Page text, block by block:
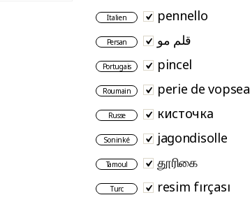
Italien pennello
Persan قلم مو
Portugais pincel
Roumain perie de vopsea
Russe кисточка
Soninké jagondisolle
Tamoul தூரிகை
Turc resim fırçası